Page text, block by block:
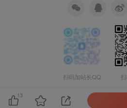
扫码加站长QQ
13